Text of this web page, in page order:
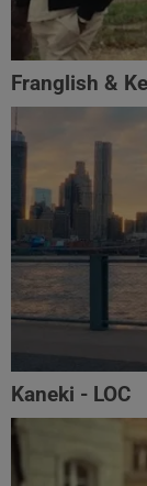
Franglish &
Kaneki - LOC